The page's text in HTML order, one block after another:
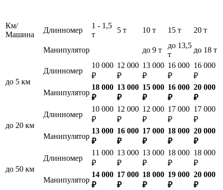
Км/
Машина
Длинномер
1 - 1,5
т
5 т 10 т 15 т 20 т
Манипулятор до 9 т
до 13,5
т
до 18 т
до 5 км
Длинномер
10 000
₽
12 000
₽
13 000
₽
16 000
₽
16 000
₽
Манипулятор
18 000
₽
13 000
₽
15 000
₽
16 000
₽
20 000
₽
до 20 км
Длинномер
10 000
₽
12 000
₽
12 000
₽
17 000
₽
17 000
₽
Манипулятор
13 000
₽
16 000
₽
17 000
₽
18 000
₽
20 000
₽
до 50 км
Длинномер
11 000
₽
13 000
₽
13 000
₽
18 000
₽
18 000
₽
Манипулятор
14 000
₽
17 000
₽
18 000
₽
19 000
₽
20 000
₽